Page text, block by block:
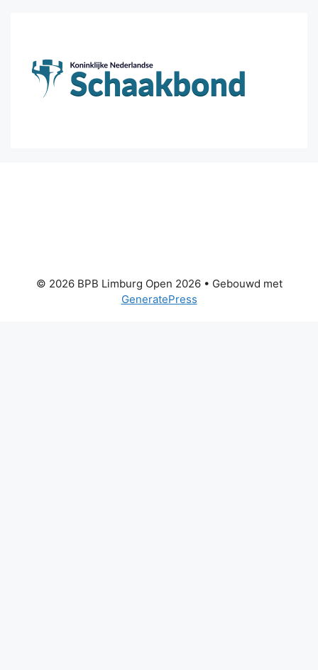
© 2026 BPB Limburg Open 2026• Gebouwd met
GeneratePress